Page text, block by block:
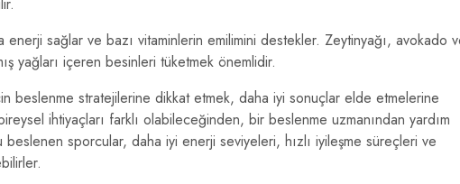
sağlar ve bazı vitaminlerin emilimini destekler. Zeytinyağı, avokado
yağları içeren besinleri tüketmek önemlidir.
beslenme stratejilerine dikkat etmek, daha iyi sonuçlar elde etmelerine
ihtiyaçları farklı olabileceğinden, bir beslenme uzmanından yardım
sporcular, daha iyi enerji seviyeleri, hızlı iyileşme süreçleri ve